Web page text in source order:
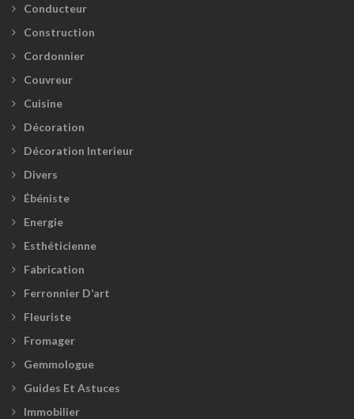
Conducteur
Construction
Cordonnier
Couvreur
Cuisine
Décoration
Décoration Interieur
Divers
Ébéniste
Energie
Esthéticienne
Fabrication
Ferronnier D’art
Fleuriste
Fromager
Gemmologue
Guides Et Astuces
Immobilier